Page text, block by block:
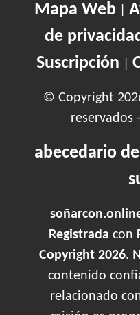
Mapa Web|
de
Suscripción
© Copyright
reservados
abecedario
Registrada con
Copyright 2026.
contenido
relacionado